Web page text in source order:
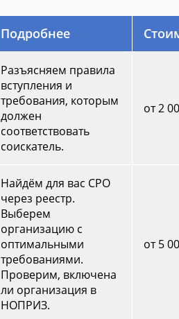
Подробнее
Разъясняем правила
вступления и
требования, которым
должен
соответствовать
соискатель.
от 2
Найдём для вас СРО
через реестр.
Выберем
организацию с
оптимальными
требованиями.
Проверим, включена
ли организация в
НОПРИЗ.
от 5